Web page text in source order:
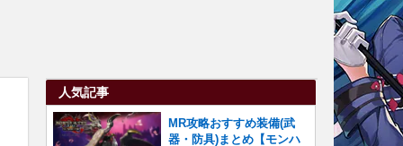
人気記事
MR攻略おすすめ装備(武
器・防具)まとめ【モンハ